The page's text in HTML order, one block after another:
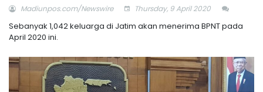
Madiunpos.com/Newswire Thursday, 9 April 2020
Sebanyak 1,042 keluarga di Jatim akan menerima BPNT pada
April 2020 ini.